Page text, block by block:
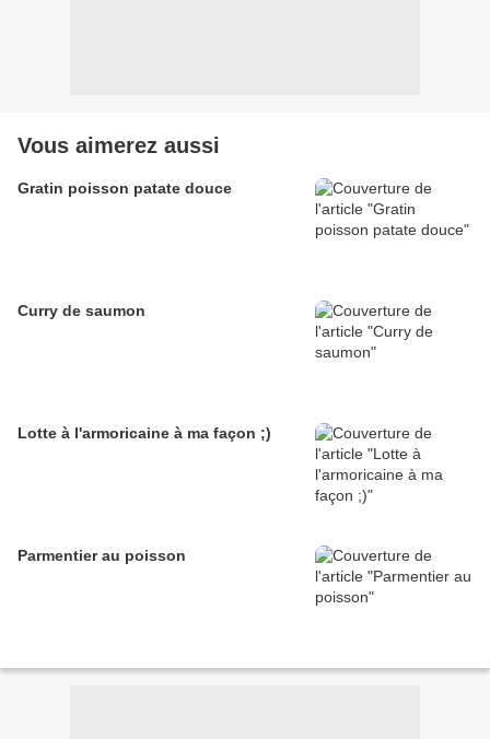
Vous aimerez aussi
Gratin poisson patate douce
Curry de saumon
Lotte à l'armoricaine à ma façon ;)
Parmentier au poisson